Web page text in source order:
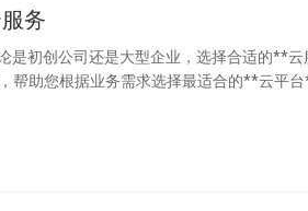
务
是初创公司还是大型企业，选择合适的**云
助您根据业务需求选择最适合的**云平台